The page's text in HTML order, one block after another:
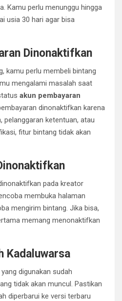
Kamu perlu menunggu hingga
usia 30 hari agar bisa
Dinonaktifkan
kamu perlu membeli bintang
mengalami masalah saat
akun pembayaran
dinonaktifkan karena
pelanggaran ketentuan, atau
fitur bintang tidak akan
pada kreator
membuka halaman
mengirim bintang. Jika bisa,
memang menonaktifkan
Kadaluwarsa
digunakan sudah
tidak akan muncul. Pastikan
diperbarui ke versi terbaru